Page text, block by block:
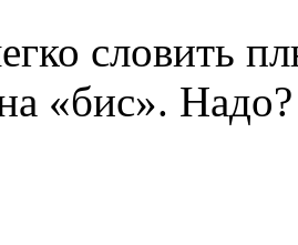
словить
«бис».